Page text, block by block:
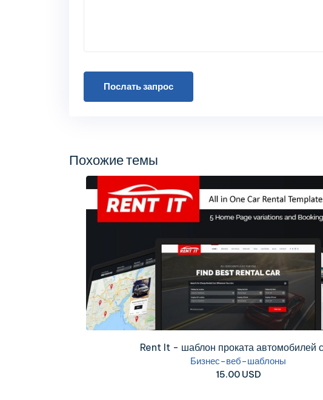
Послать запрос
Похожие темы
Rent It - шаблон проката автомобилей
Бизнес-веб-шаблоны
15.00 USD